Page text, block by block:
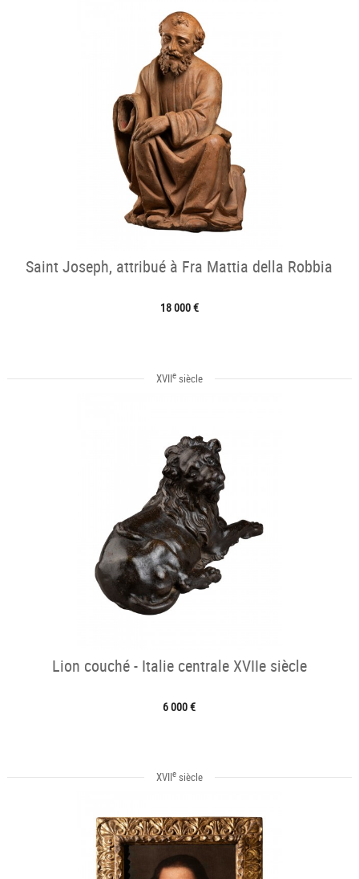
Saint Joseph, attribué à Fra Mattia della Robbia
18 000 €
XVIIesiècle
Lion couché - Italie centrale XVIIe siècle
6 000 €
XVIIesiècle